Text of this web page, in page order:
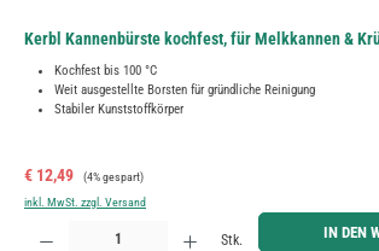
Kerbl Kannenbürste kochfest, für Melkkannen &
Kochfest bis 100 °C
Weit ausgestellte Borsten für gründliche Reinigung
Stabiler Kunststoffkörper
Verkaufspreis:
€ 12,49 Regulärer Preis:
(4% gespart)
inkl. MwSt. zzgl. Versand
Produkt Anzahl: Gib den gewünschten Wert ein oder benutze die
Stk. IN DEN